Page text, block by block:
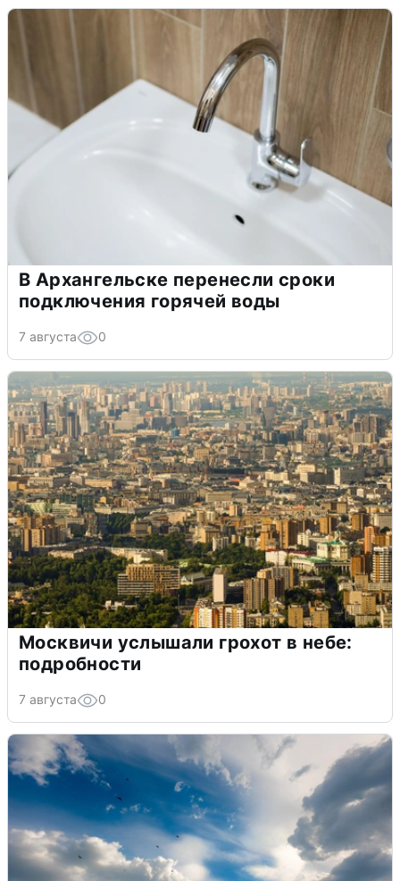
В Архангельске перенесли сроки
подключения горячей воды
7 августа 0
Москвичи услышали грохот в небе:
подробности
7 августа 0